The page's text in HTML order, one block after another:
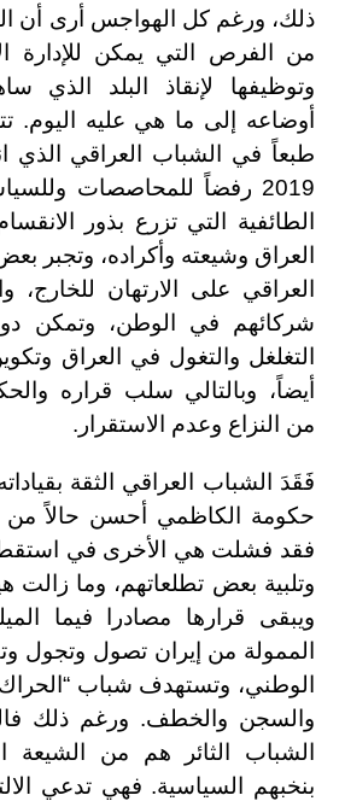
ذلك، ورغم كل الهواجس أرى أن
من الفرص التي يمكن للإدارة
وتوظيفها لإنقاذ البلد
أوضاعه إلى ما هي عليه اليوم.
طبعاً في الشباب العراقي الذي
2019 رفضاً للمحاصصات
الطائفية التي تزرع بذور
العراق وشيعته وأكراده، وتجبر
العراقي على الارتهان للخارج،
شركائهم في الوطن، وتمكن
التغلغل والتغول في العراق
أيضاً، وبالتالي سلب قراره
من النزاع وعدم الاستقرار.
فَقَدَ الشباب العراقي الثقة
حكومة الكاظمي أحسن حالاً من
فقد فشلت هي الأخرى في
وتلبية بعض تطلعاتهم، وما زالت
ويبقى قرارها مصادرا فيما
الممولة من إيران تصول وتجول
الوطني، وتستهدف شباب “الحراك
والسجن والخطف. ورغم ذلك
الشباب الثائر هم من الشيعة
بنخبهم السياسية. فهي تدعي